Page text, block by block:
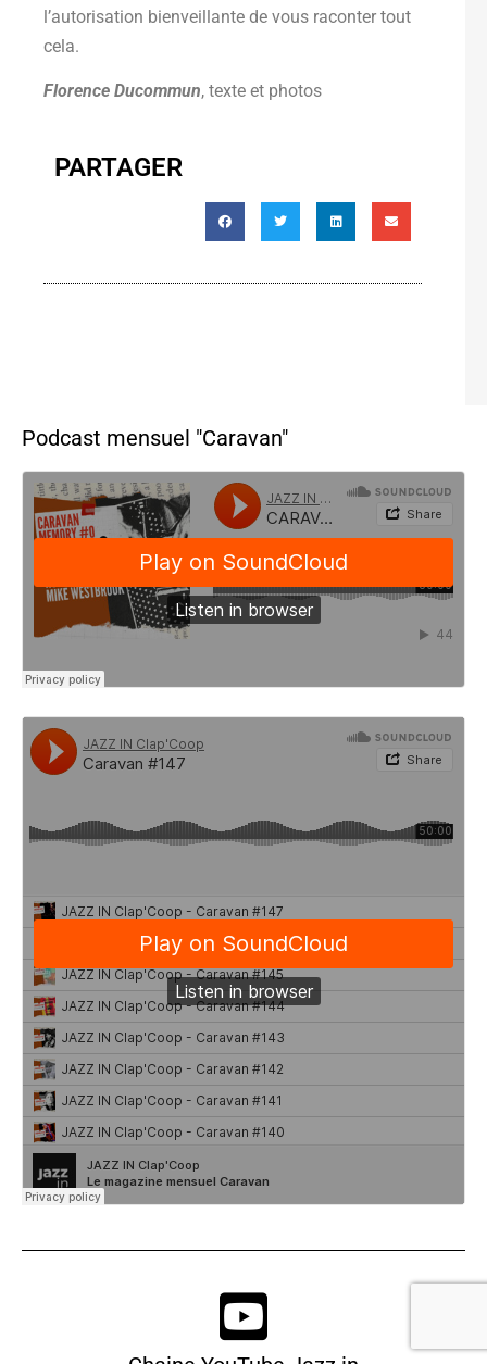
l’autorisation bienveillante de vous raconter tout
cela.
Florence Ducommun, texte et photos
PARTAGER
Podcast mensuel "Caravan"